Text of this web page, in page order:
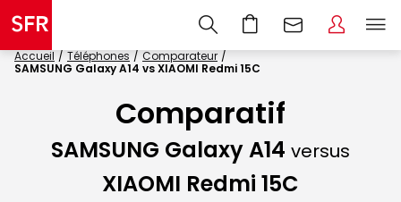
Accueil Téléphones
Comparateur
SAMSUNG Galaxy A14 vs XIAOMI Redmi 15C
Comparatif
SAMSUNG Galaxy A14 versus
XIAOMI Redmi 15C